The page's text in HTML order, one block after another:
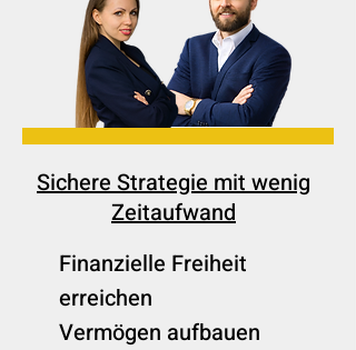
Sichere Strategie mit wenig
Zeitaufwand
Finanzielle Freiheit
erreichen
Vermögen aufbauen